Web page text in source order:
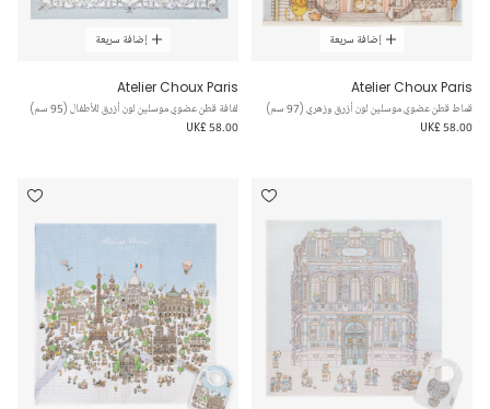
إضافة سريعة
Atelier Choux Paris
قماط قطن عضوي موسلين لون أزرق وزهري (97 سم)
UK£ 58.00
إضافة سريعة
Atelier Choux Paris
لفافة قطن عضوي موسلين لون أزرق للأطفال (95 سم)
UK£ 58.00